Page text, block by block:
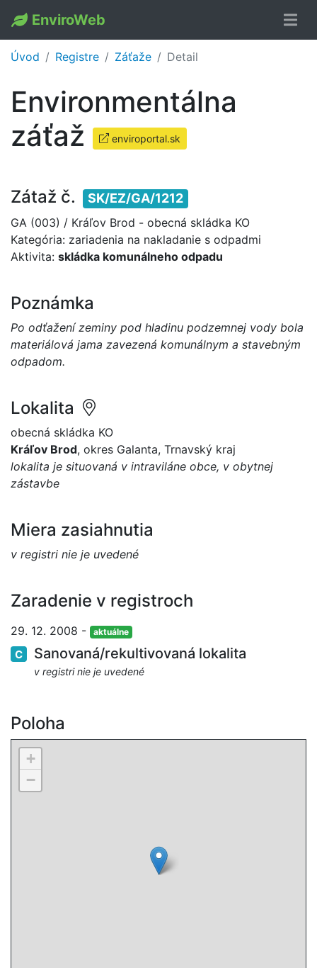
EnviroWeb
Úvod Registre Záťaže Detail
Environmentálna
záťaž
enviroportal.sk
Zátaž č. SK/EZ/GA/1212
GA (003) / Kráľov Brod - obecná skládka KO
Kategória: zariadenia na nakladanie s odpadmi
Aktivita: skládka komunálneho odpadu
Poznámka
Po odťažení zeminy pod hladinu podzemnej vody bola
materiálová jama zavezená komunálnym a stavebným
odpadom.
Lokalita
obecná skládka KO
Kráľov Brod, okres Galanta, Trnavský kraj
lokalita je situovaná v intraviláne obce, v obytnej
zástavbe
Miera zasiahnutia
v registri nie je uvedené
Zaradenie v registroch
29. 12. 2008 - aktuálne
C Sanovaná/rekultivovaná lokalita
v registri nie je uvedené
Poloha
+
−